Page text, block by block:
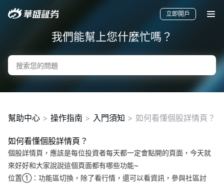
要聞
快訊
美股
港股
新股
立即開戶
我們能幫上您什麼忙嗎？
幫助中心 > 操作指南 > 入門須知 > 如何看懂個股詳情頁？
如何看懂個股詳情頁？
個股詳情頁，應該是每位投資者每天都一定會點開的頁面，今天就
來好好和大家說說這個頁面都有哪些功能~
位置①：功能區切換，除了看行情，還可以看資訊，參與社區討